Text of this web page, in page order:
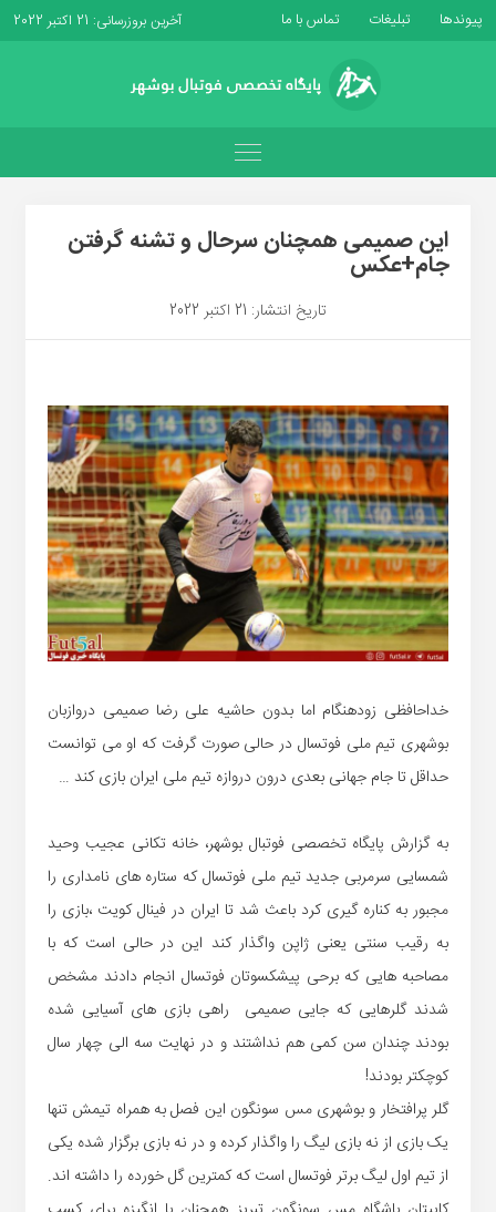
پیوندها تبلیغات تماس با ما آخرین بروزرسانی: 21 اکتبر 2022
این صمیمی همچنان سرحال و تشنه گرفتن
جام+عکس
تاریخ انتشار: 21 اکتبر 2022
خداحافظی زودهنگام اما بدون حاشیه علی رضا صمیمی دروازبان
بوشهری تیم ملی فوتسال در حالی صورت گرفت که او می توانست
حداقل تا جام جهانی بعدی درون دروازه تیم ملی ایران بازی کند …
به گزارش پایگاه تخصصی فوتبال بوشهر، خانه تکانی عجیب وحید
شمسایی سرمربی جدید تیم ملی فوتسال که ستاره های نامداری را
مجبور به کناره گیری کرد باعث شد تا ایران در فینال کویت ،بازی را
به رقیب سنتی یعنی ژاپن واگذار کند این در حالی است که با
مصاحبه هایی که برحی پیشکسوتان فوتسال انجام دادند مشخص
شدند گلرهایی که جایی صمیمی راهی بازی های آسیایی شده
بودند چندان سن کمی هم نداشتند و در نهایت سه الی چهار سال
کوچکتر بودند!
گلر پرافتخار و بوشهری مس سونگون این فصل به همراه تیمش تنها
یک بازی از نه بازی لیگ را واگذار کرده و در نه بازی برگزار شده یکی
از تیم اول لیگ برتر فوتسال است که کمترین گل خورده را داشته اند.